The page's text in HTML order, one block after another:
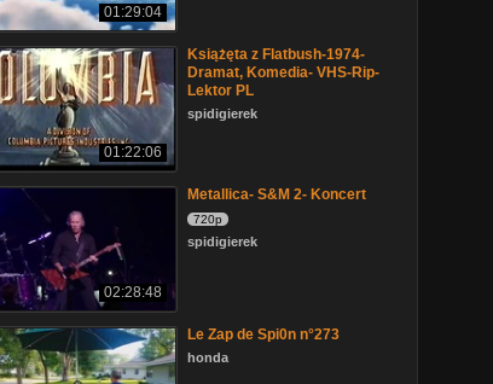
01:29:04
01:22:06
Książęta z Flatbush-1974-
Dramat, Komedia- VHS-Rip-
Lektor PL
spidigierek
02:28:48
Metallica- S&M 2- Koncert
720p
spidigierek
Le Zap de Spi0n n°273
honda